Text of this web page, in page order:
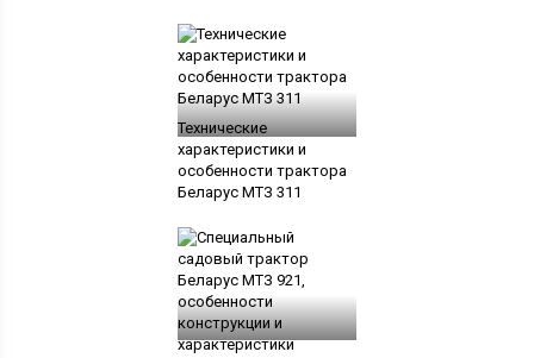
Технические
характеристики и
особенности трактора
Беларус МТЗ 311